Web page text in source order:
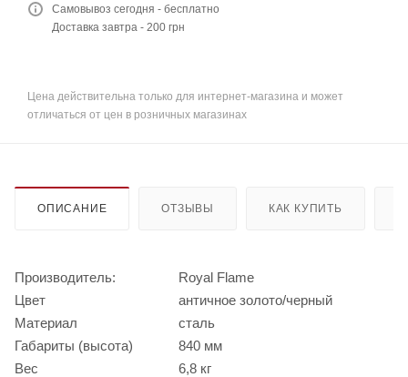
Самовывоз сегодня - бесплатно
Доставка завтра - 200 грн
Цена действительна только для интернет-магазина и может
отличаться от цен в розничных магазинах
ОПИСАНИЕ ОТЗЫВЫ КАК КУПИТЬ
Производитель:
Royal Flame
Цвет
античное золото/черный
Материал
сталь
Габариты (высота)
840 мм
Вес
6,8 кг